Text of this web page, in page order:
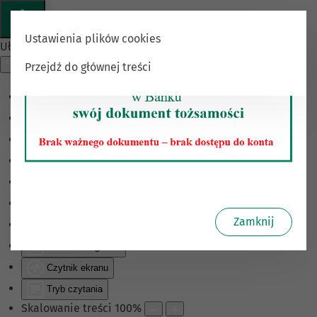
Ułatwienia dostępu
Monochromatyczny
Ciemny kontrast
Jasny kontrast
Czytnik ekranu
Tryb czytania
Skalowanie treści 100%
Ustawienia plików cookies
Przejdź do głównej treści
Zamknij